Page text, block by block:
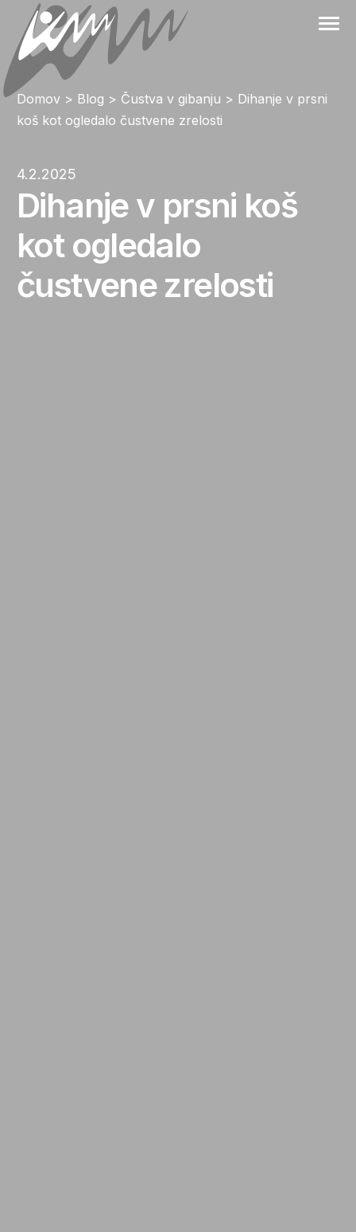
content
Domov > Blog > Čustva v gibanju > Dihanje v prsni
koš kot ogledalo čustvene zrelosti
4.2.2025
Dihanje v prsni koš
kot ogledalo
čustvene zrelosti